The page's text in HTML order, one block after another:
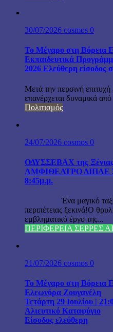
30/07/2026 cosmos 0
Το Μέγαρο στη Βόρεια
Εκπαιδευτικά
2026 Ελεύθερη είσοδος
Μετά την περσινή
επανέρχεται δυναμικά
Πολιτισμός
24/07/2026 cosmos 0
ΟΔΥΣΣΕΒΑΧ της
ΑΜΦΙΘΕΑΤΡΟ ΔΙΠΑΕ
8:45μ.μ.
Ένα μαγικό ταξίδι
περιπέτειας ξεκινά!Ο
εμβληματικό έργο της...
ΠΕΡΙΦΕΡΕΙΑ ΣΕΡΡΕΣ
21/07/2026 cosmos 0
Το Μέγαρο στη Βόρεια
Ελεωνόρα Ζουγανέλη
Τετάρτη 29 Ιουλίου |
Αλιευτικό Καταφύγιο
Είσοδος ελεύθερη